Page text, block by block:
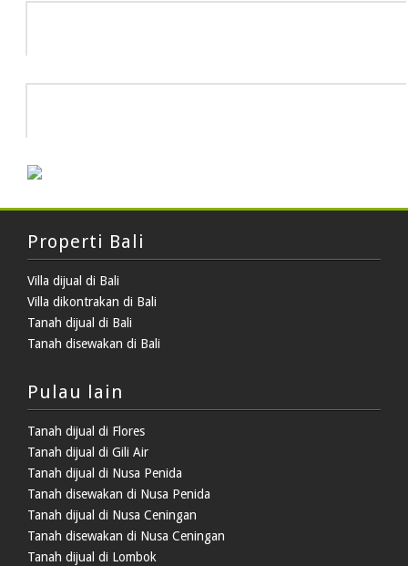
Properti Bali
Villa dijual di Bali
Villa dikontrakan di Bali
Tanah dijual di Bali
Tanah disewakan di Bali
Pulau lain
Tanah dijual di Flores
Tanah dijual di Gili Air
Tanah dijual di Nusa Penida
Tanah disewakan di Nusa Penida
Tanah dijual di Nusa Ceningan
Tanah disewakan di Nusa Ceningan
Tanah dijual di Lombok